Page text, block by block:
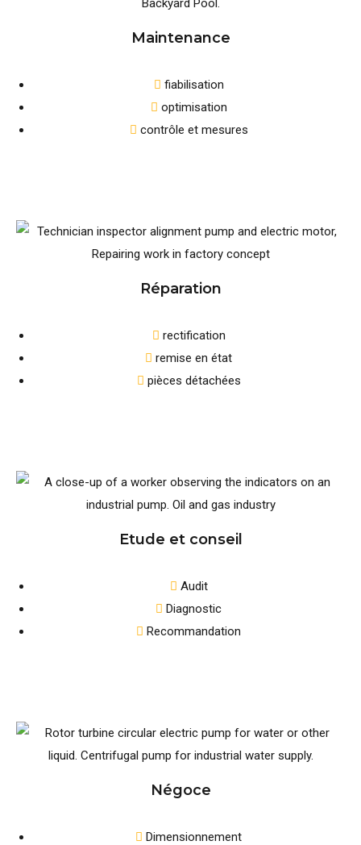
Maintenance
fiabilisation
optimisation
contrôle et mesures
Réparation
rectification
remise en état
pièces détachées
Etude et conseil
Audit
Diagnostic
Recommandation
Négoce
Dimensionnement